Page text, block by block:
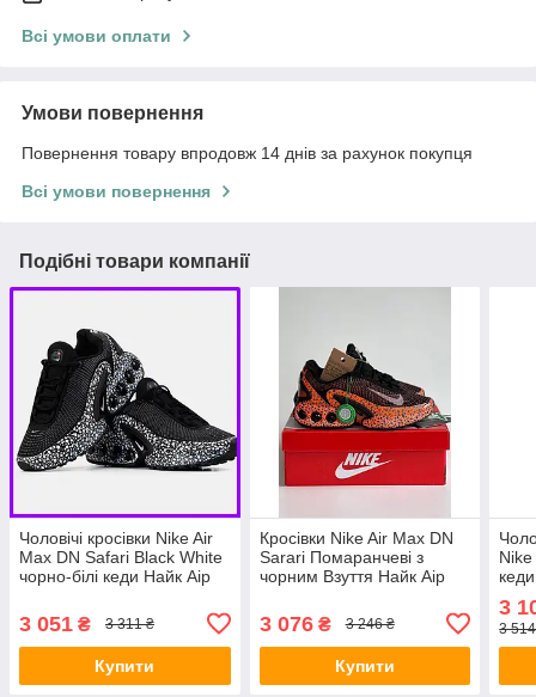
Всі умови оплати
Умови повернення
Повернення товару впродовж 14 днів за рахунок покупця
Всі умови повернення
Подібні товари компанії
Чоловічі кросівки Nike Air
Max DN Safari Black White
чорно-білі кеди Найк Аір
демісезон для хлопців
3 051 ₴ 3 311 ₴
Купити
Кросівки Nike Air Max DN
Sarari Помаранчеві з
чорним Взуття Найк Аір
демисезон унісекс
3 076₴ 3 246 ₴
Купити
3
3